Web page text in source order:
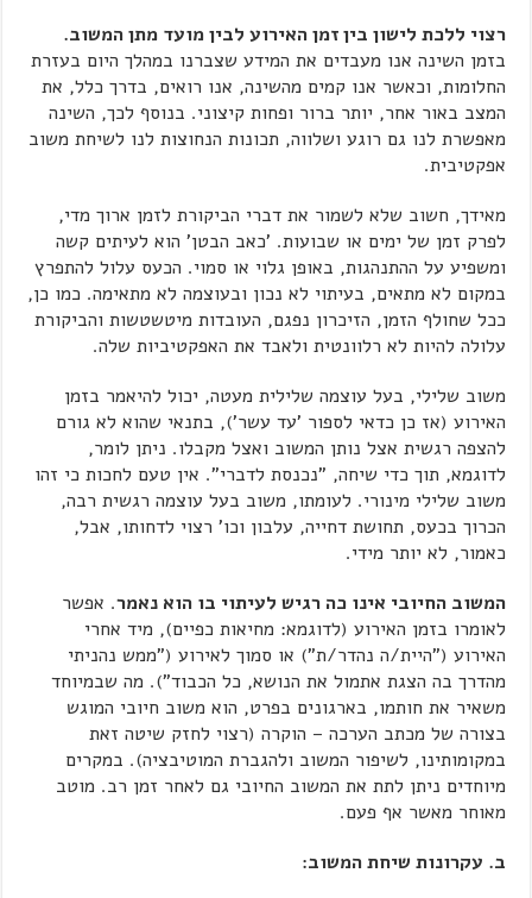
רצוי ללכת לישון בין זמן האירוע לבין מועד מתן המשוב.
בזמן השינה אנו מעבדים את המידע שצברנו במהלך היום בעזרת
החלומות, וכאשר אנו קמים מהשינה, אנו רואים, בדרך כלל, את
המצב באור אחר, יותר ברור ופחות קיצוני. בנוסף לכך, השינה
מאפשרת לנו גם רוגע ושלווה, תכונות הנחוצות לנו לשיחת משוב
אפקטיבית.
מאידך, חשוב שלא לשמור את דברי הביקורת לזמן ארוך מדי,
לפרק זמן של ימים או שבועות. 'כאב הבטן' הוא לעיתים קשה
ומשפיע על ההתנהגות, באופן גלוי או סמוי. הכעס עלול להתפרץ
במקום לא מתאים, בעיתוי לא נכון ובעוצמה לא מתאימה. כמו כן,
ככל שחולף הזמן, הזיכרון נפגם, העובדות מיטשטשות והביקורת
עלולה להיות לא רלוונטית ולאבד את האפקטיביות שלה.
משוב שלילי, בעל עוצמה שלילית מעטה, יכול להיאמר בזמן
האירוע (אז כן כדאי לספור 'עד עשר'), בתנאי שהוא לא גורם
להצפה רגשית אצל נותן המשוב ואצל מקבלו. ניתן לומר,
לדוגמא, תוך כדי שיחה, "נכנסת לדברי". אין טעם לחכות כי זהו
משוב שלילי מינורי. לעומתו, משוב בעל עוצמה רגשית רבה,
הכרוך בכעס, תחושת דחייה, עלבון וכו' רצוי לדחותו, אבל,
כאמור, לא יותר מידי.
המשוב החיובי אינו כה רגיש לעיתוי בו הוא נאמר. אפשר
לאומרו בזמן האירוע (לדוגמא: מחיאות כפיים), מיד אחרי
האירוע ("היית/ה נהדר/ת") או סמוך לאירוע ("ממש נהניתי
מהדרך בה הצגת אתמול את הנושא, כל הכבוד"). מה שבמיוחד
משאיר את חותמו, בארגונים בפרט, הוא משוב חיובי המוגש
בצורה של מכתב הערכה – הוקרה (רצוי לחזק שיטה זאת
במקומותינו, לשיפור המשוב ולהגברת המוטיבציה). במקרים
מיוחדים ניתן לתת את המשוב החיובי גם לאחר זמן רב. מוטב
מאוחר מאשר אף פעם.
ב. עקרונות שיחת המשוב: